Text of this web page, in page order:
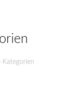
Kategorien